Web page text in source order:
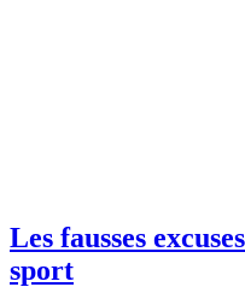
Les fausses
sport